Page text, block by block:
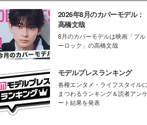
2026年8月のカバーモデル：
高橋文哉
8月のカバーモデルは映画「ブル
ーロック」の高橋文哉
モデルプレスランキング
各種エンタメ・ライフスタイルに
まつわるランキング＆読者アンケ
ート結果を発表